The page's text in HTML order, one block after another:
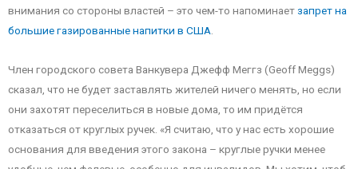
внимания со стороны властей – это чем-то напоминаетзапрет на
большие газированные напитки в США
Член городского совета Ванкувера Джефф Меггз (Geoff Meggs)
сказал, что не будет заставлять жителей ничего менять, но если
они захотят переселиться в новые дома, то им придётся
отказаться от круглых ручек. «Я считаю, что у нас есть хорошие
основания для введения этого закона – круглые ручки менее